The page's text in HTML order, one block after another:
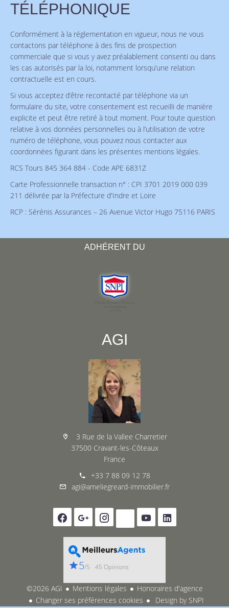
TÉLÉPHONIQUE
Conformément à la réglementation en vigueur, nous ne vous
contactons par téléphone à des fins de prospection
commerciale que si vous y avez préalablement consenti ou dans
les cas autorisés par la loi, notamment lorsqu’une relation
contractuelle est en cours.
Si vous acceptez d’être recontacté par téléphone via un
formulaire du site, votre consentement est recueilli de manière
explicite et peut être retiré à tout moment. Pour toute question
relative à vos données personnelles ou à l’utilisation de votre
numéro de téléphone, vous pouvez nous contacter aux
coordonnées figurant dans les présentes mentions légales.
RCS Tours 845 364 884 - Code APE 6831Z
Carte Professionnelle transaction n° : CPI 3701 2019 000 039
211 délivrée par la Préfecture d'Indre et Loire
RCP : Sérénis Assurances – 26 Avenue Victor Hugo 75116 PARIS
ADHÉRENT DU
AGI
3 Rue de la Vallee Charretier
37500 Cravant-les-Côteaux
France
+33 7 88 09 12 78
agi@ameliegreard-immobilier.fr
5/5 45 Opinions
©2026 AGI Mentions légales
Honoraires d'agence
Changer ses préférences cookies
Design by SNPI